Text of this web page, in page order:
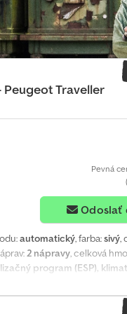
ľudí nábytkom a
zadnej časti. Vďaka
a mnoho ďalšieho, je
na dlhé cesty. Dsdpfx
sivá metalíza *
chladiaca skrinka *
Každú nedeľu
zmluvy. Ak kladiete
zmluvy.
Traveller
Pevná
Odoslať
automatický, farba:sivý,
2 nápravy, celková
program (ESP),
configuration *
Standard interior design *